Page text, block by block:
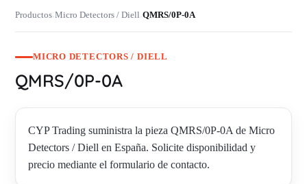
Productos›Micro Detectors / Diell›QMRS/0P-0A
MICRO DETECTORS / DIELL
QMRS/0P-0A
CYP Trading suministra la pieza QMRS/0P-0A de Micro
Detectors / Diell en España. Solicite disponibilidad y
precio mediante el formulario de contacto.